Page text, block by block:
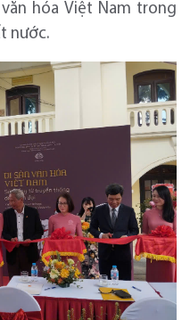
hóa Việt Nam trong
nước.